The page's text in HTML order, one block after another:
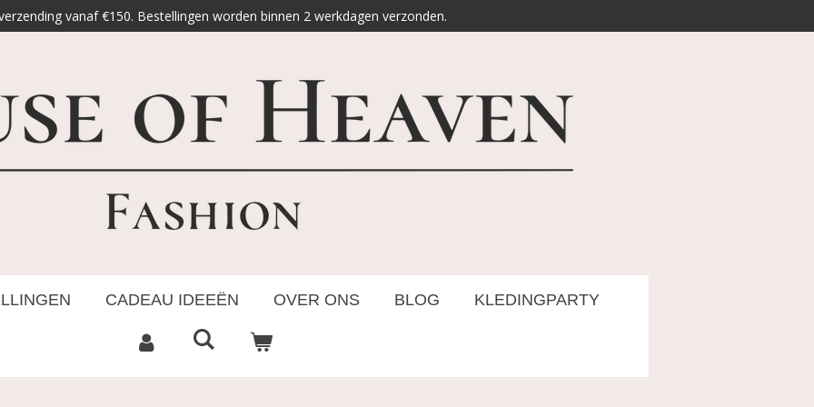
vanaf €150. Bestellingen worden binnen 2 werkdagen verzonden.
CADEAU IDEEËN OVER ONS BLOG KLEDINGPARTY